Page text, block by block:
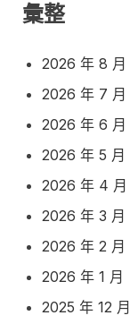
彙整
2026 年 8 月
2026 年 7 月
2026 年 6 月
2026 年 5 月
2026 年 4 月
2026 年 3 月
2026 年 2 月
2026 年 1 月
2025 年 12 月